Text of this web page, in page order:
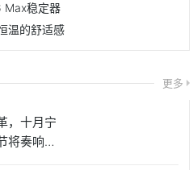
Max稳定器
温的舒适感
更多
，十月宁
将奏响时